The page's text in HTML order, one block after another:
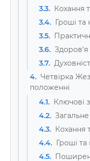
3.3. Кохання
3.4. Гроші та
3.5.
3.6. Здоров’я
3.7.
4. Четвірка
положенні
4.1. Ключові
4.2.
4.3. Кохання
4.4. Гроші та
4.5.